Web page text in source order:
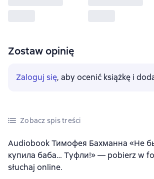
Zostaw opinię
Zaloguj się, aby ocenić książkę i
Zobacz spis treści
Audiobook Тимофея Бахманна «Не
купила баба… Туфли!» — pobierz w
słuchaj online.